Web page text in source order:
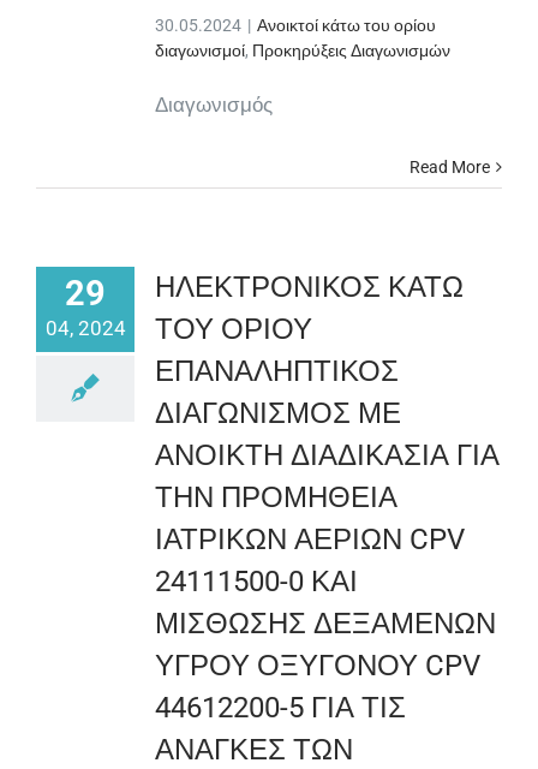
30.05.2024 | Ανοικτοί κάτω του ορίου
διαγωνισμοί, Προκηρύξεις Διαγωνισμών
Διαγωνισμός
Read More
29
04, 2024
ΗΛΕΚΤΡΟΝΙΚΟΣ ΚΑΤΩ
ΤΟΥ ΟΡΙΟΥ
ΕΠΑΝΑΛΗΠΤΙΚΟΣ
ΔΙΑΓΩΝΙΣΜΟΣ ΜΕ
ΑΝΟΙΚΤΗ ΔΙΑΔΙΚΑΣΙΑ ΓΙΑ
ΤΗΝ ΠΡΟΜΗΘΕΙΑ
ΙΑΤΡΙΚΩΝ ΑΕΡΙΩΝ CPV
24111500-0 ΚΑΙ
ΜΙΣΘΩΣΗΣ ΔΕΞΑΜΕΝΩΝ
ΥΓΡΟΥ ΟΞΥΓΟΝΟΥ CPV
44612200-5 ΓΙΑ ΤΙΣ
ΑΝΑΓΚΕΣ ΤΩΝ